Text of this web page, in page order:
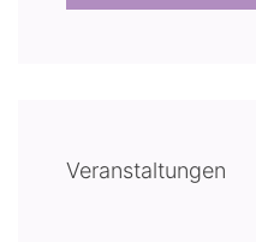
Veranstaltungen